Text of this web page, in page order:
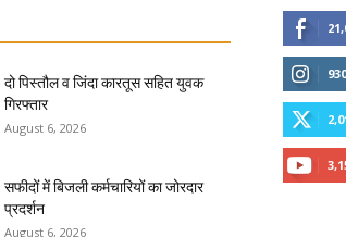
दो पिस्तौल व जिंदा कारतूस सहित युवक
गिरफ्तार
August 6, 2026
सफीदों में बिजली कर्मचारियों का जोरदार
प्रदर्शन
August 6, 2026
930